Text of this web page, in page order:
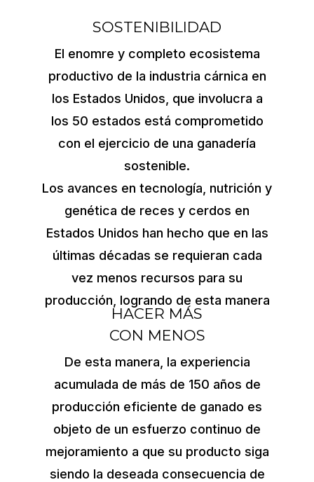
SOSTENIBILIDAD
El enomre y completo ecosistema
productivo de la industria cárnica en
los Estados Unidos, que involucra a
los 50 estados está comprometido
con el ejercicio de una ganadería
sostenible.
Los avances en tecnología, nutrición y
genética de reces y cerdos en
Estados Unidos han hecho que en las
últimas décadas se requieran cada
vez menos recursos para su
producción, logrando de esta manera
HACER MÁS
CON MENOS
De esta manera, la experiencia
acumulada de más de 150 años de
producción eficiente de ganado es
objeto de un esfuerzo continuo de
mejoramiento a que su producto siga
siendo la deseada consecuencia de